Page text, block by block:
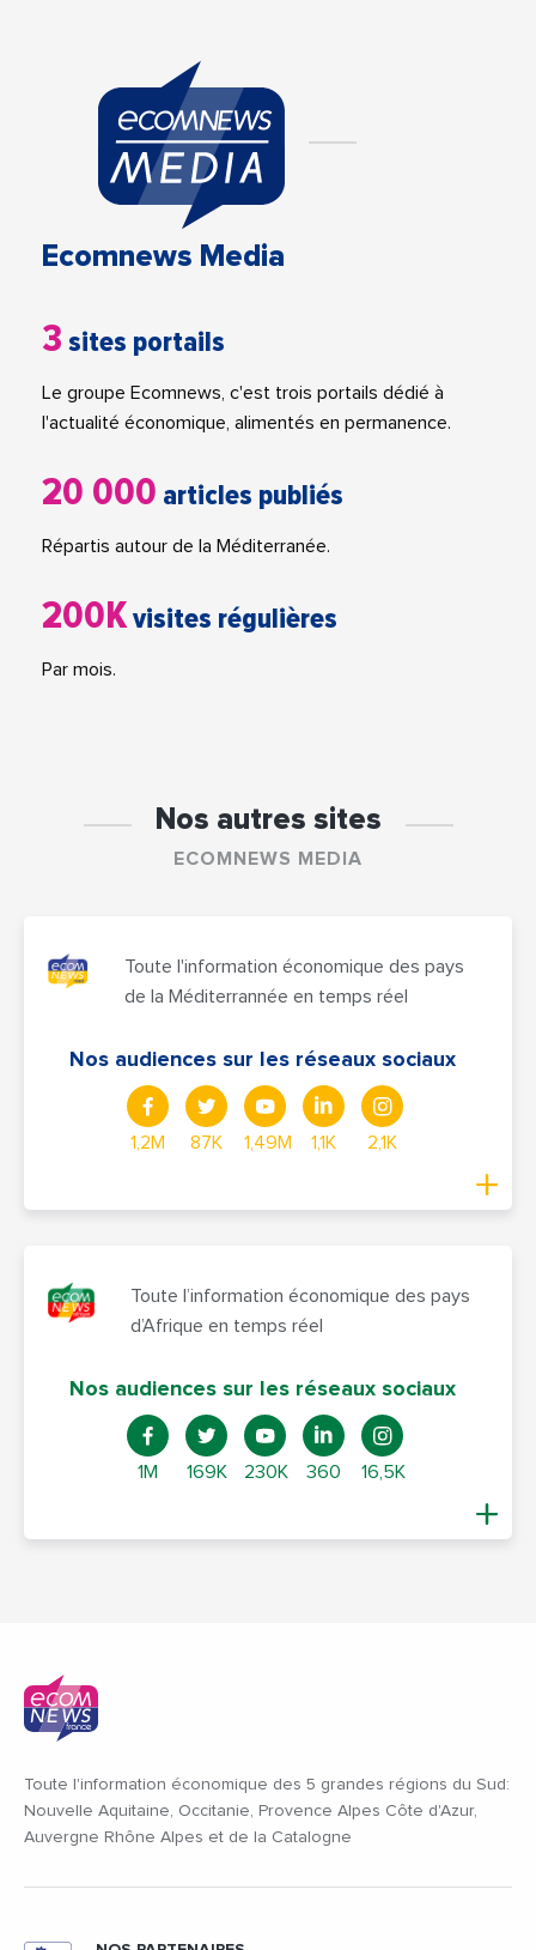
Ecomnews Media
3 sites portails
Le groupe Ecomnews, c'est trois portails dédié à
l'actualité économique, alimentés en permanence.
20 000 articles publiés
Répartis autour de la Méditerranée.
200Kvisites régulières
Par mois.
Nos autres sites
ECOMNEWS MEDIA
Toute l'information économique des pays
de la Méditerrannée en temps réel
Nos audiences sur les réseaux sociaux
1,2M 87K 1,49M 1,1K 2,1K
Toute l’information économique des pays
d’Afrique en temps réel
Nos audiences sur les réseaux sociaux
1M 169K 230K 360 16,5K
Toute l'information économique des 5 grandes régions du Sud:
Nouvelle Aquitaine, Occitanie, Provence Alpes Côte d'Azur,
Auvergne Rhône Alpes et de la Catalogne